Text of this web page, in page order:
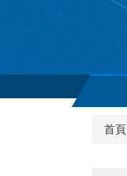
內
首頁